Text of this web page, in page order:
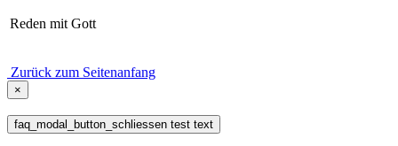
Reden mit Gott
Zurück zum Seitenanfang
×
faq_modal_button_schliessen test text